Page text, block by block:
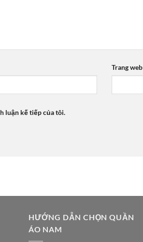
Trang web
luận kế tiếp của tôi.
HƯỚNG DẪN CHỌN QUẦN
ÁO NAM